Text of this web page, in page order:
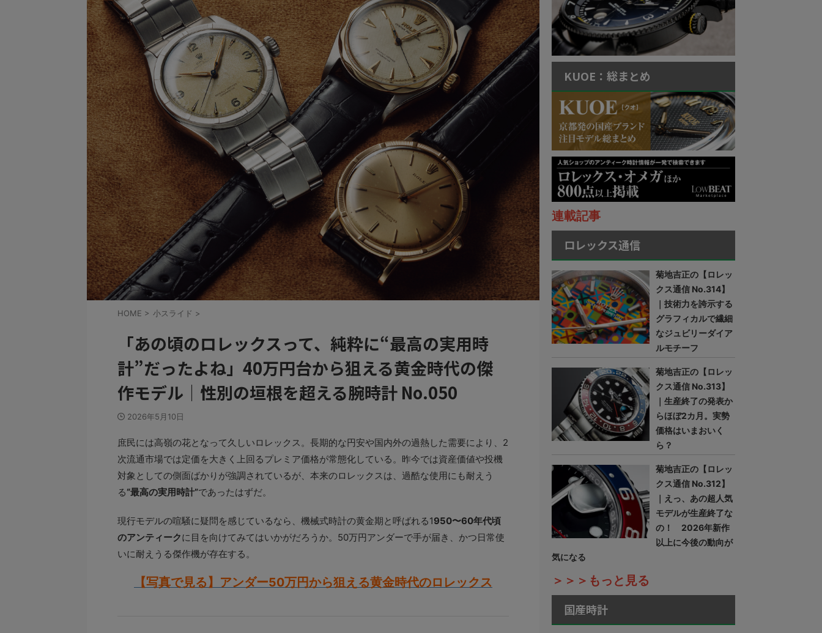
HOME > 小スライド >
「あの頃のロレックスって、純粋に“最高の実用時
計”だったよね」40万円台から狙える黄金時代の傑
作モデル｜性別の垣根を超える腕時計 No.050
2026年5月10日
庶民には高嶺の花となって久しいロレックス。長期的な円安や国内外の過熱した需要により、2
次流通市場では定価を大きく上回るプレミア価格が常態化している。昨今では資産価値や投機
対象としての側面ばかりが強調されているが、本来のロレックスは、過酷な使用にも耐えう
る“最高の実用時計”であったはずだ。
現行モデルの喧騒に疑問を感じているなら、機械式時計の黄金期と呼ばれる1950〜60年代頃
のアンティークに目を向けてみてはいかがだろうか。50万円アンダーで手が届き、かつ日常使
いに耐えうる傑作機が存在する。
【写真で見る】アンダー50万円から狙える黄金時代のロレックス
KUOE：総まとめ
連載記事
ロレックス通信
菊地吉正の【ロレッ
クス通信 No.314】
｜技術力を誇示する
グラフィカルで繊細
なジュビリーダイア
ルモチーフ
菊地吉正の【ロレッ
クス通信 No.313】
｜生産終了の発表か
らほぼ2カ月。実勢
価格はいまおいく
ら？
菊地吉正の【ロレッ
クス通信 No.312】
｜えっ、あの超人気
モデルが生産終了な
の！ 2026年新作
以上に今後の動向が
気になる
＞＞＞もっと見る
国産時計